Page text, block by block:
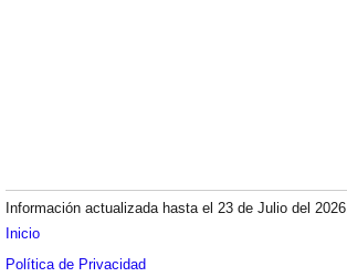
Información actualizada hasta el 23 de Julio del 2026.
Inicio
Política de Privacidad